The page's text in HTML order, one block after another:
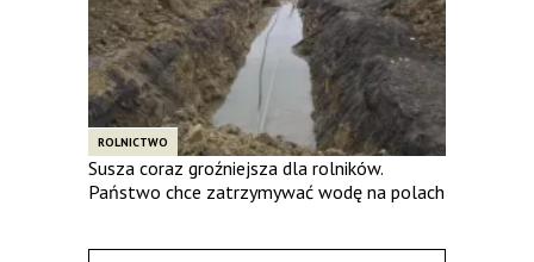
ROLNICTWO
Susza coraz groźniejsza dla rolników.
Państwo chce zatrzymywać wodę na polach